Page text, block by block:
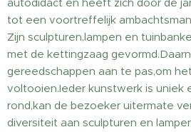
tot een voortreffelijk
Zijn sculpturen,lampen en
met de kettingzaag
gereedschappen aan te pas,om
voltooien.Ieder kunstwerk is uniek
rond,kan de bezoeker uitermate
diversiteit aan sculpturen en